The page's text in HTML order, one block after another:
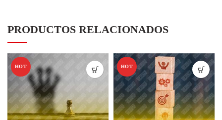
PRODUCTOS RELACIONADOS
HOT HOT